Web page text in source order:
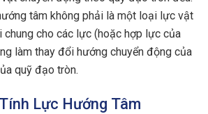
tâm không phải là một loại lực vật
chung cho các lực (hoặc hợp lực của
làm thay đổi hướng chuyển động của
quỹ đạo tròn.
Lực Hướng Tâm